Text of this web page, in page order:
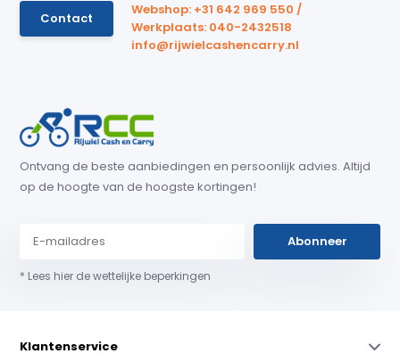
Contact
Webshop: +31 642 969 550 /
Werkplaats: 040-2432518
info@rijwielcashencarry.nl
Ontvang de beste aanbiedingen en persoonlijk advies. Altijd
op de hoogte van de hoogste kortingen!
Abonneer
* Lees hier de wettelijke beperkingen
Klantenservice